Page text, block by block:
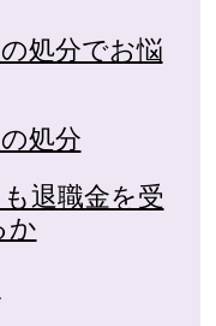
処分でお悩
処分
退職金を受
か